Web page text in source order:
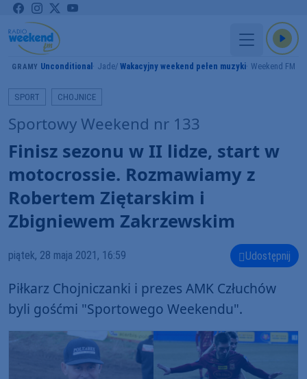
GRAMY Unconditional Jade Wakacyjny weekend pełen muzyki Weekend FM
SPORT CHOJNICE
Sportowy Weekend nr 133
Finisz sezonu w II lidze, start w
motocrossie. Rozmawiamy z
Robertem Ziętarskim i
Zbigniewem Zakrzewskim
piątek, 28 maja 2021, 16:59 Udostępnij
Piłkarz Chojniczanki i prezes AMK Człuchów
byli gośćmi "Sportowego Weekendu".